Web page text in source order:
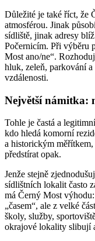
Důležité je také říct, že
atmosférou. Jinak
sídliště, jinak adresy
Počernicím. Při výběru
Most ano/ne“.
hluk, zeleň, parkování
vzdálenosti.
Největší námitka:
Tohle je častá a
kdo hledá komorní
a historickým
předstírat opak.
Jenže stejně
sídlištních lokalit často
má Černý Most
„časem“, ale z velké
školy, služby,
okrajové lokality slibují